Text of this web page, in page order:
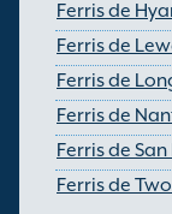
Ferris de
Ferris de
Ferris de
Ferris de
Ferris de
Ferris de